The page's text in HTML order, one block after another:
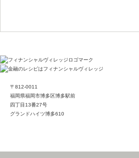
〒812-0011
福岡県福岡市博多区博多駅前
四丁目13番27号
グランドハイツ博多610